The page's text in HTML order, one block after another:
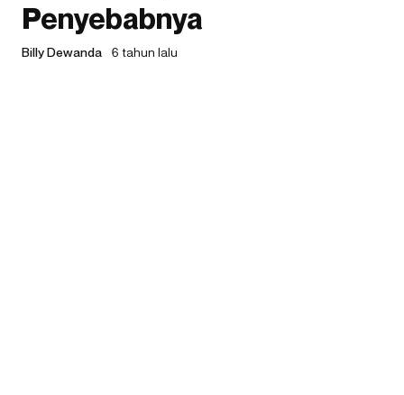
Penyebabnya
Billy Dewanda 6 tahun lalu